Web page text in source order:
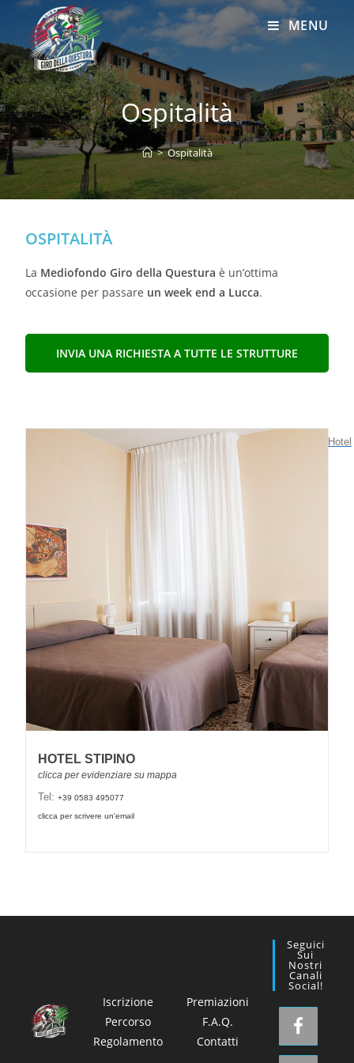
MENU
Ospitalità
> Ospitalità
OSPITALITÀ
La Mediofondo Giro della Questura è un’ottima
occasione per passare un week end a Lucca.
INVIA UNA RICHIESTA A TUTTE LE STRUTTURE
Hotel
HOTEL STIPINO
Tel: +39 0583 495077
clicca per scrivere un'email
Iscrizione
Percorso
Regolamento
Premiazioni
F.A.Q.
Contatti
Seguici
Sui
Nostri
Canali
Social!